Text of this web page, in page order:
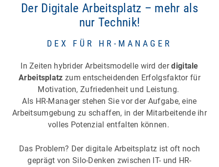
Der Digitale Arbeitsplatz – mehr als
nur Technik!
DEX FÜR HR-MANAGER
In Zeiten hybrider Arbeitsmodelle wird derdigitale
Arbeitsplatz zum entscheidenden Erfolgsfaktor für
Motivation, Zufriedenheit und Leistung.
Als HR-Manager stehen Sie vor der Aufgabe, eine
Arbeitsumgebung zu schaffen, in der Mitarbeitende ihr
volles Potenzial entfalten können.
Das Problem? Der digitale Arbeitsplatz ist oft noch
geprägt von Silo-Denken zwischen IT- und HR-